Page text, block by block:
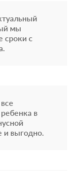
мы
сроки с
в
и выгодно.